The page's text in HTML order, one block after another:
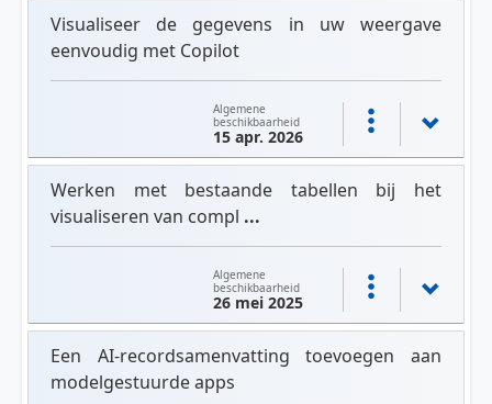
Visualiseer de gegevens in uw weergave
eenvoudig met Copilot
Algemene
beschikbaarheid
15 apr. 2026
Werken met bestaande tabellen bij het
visualiseren van compl ...
Algemene
beschikbaarheid
26 mei 2025
Een AI-recordsamenvatting toevoegen aan
modelgestuurde apps